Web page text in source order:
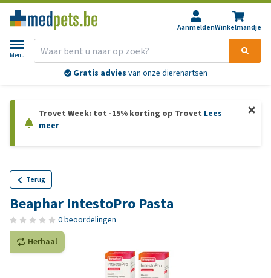
AanmeldenWinkelmandje
Menu
Gratis advies van onze dierenartsen
Trovet Week: tot -15% korting op Trovet Lees
meer
Terug
Beaphar IntestoPro Pasta
0 beoordelingen
Herhaal